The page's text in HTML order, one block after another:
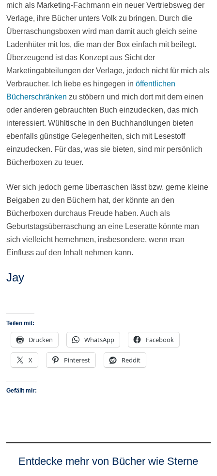
mich als Marketing-Fachmann ein neuer Vertriebsweg der
Verlage, ihre Bücher unters Volk zu bringen. Durch die
Überraschungsboxen wird man damit auch gleich seine
Ladenhüter mit los, die man der Box einfach mit beilegt.
Überzeugend ist das Konzept aus Sicht der
Marketingabteilungen der Verlage, jedoch nicht für mich als
Verbraucher. Ich liebe es hingegen in öffentlichen
Bücherschränken zu stöbern und mich dort mit dem einen
oder anderen gebrauchten Buch einzudecken, das mich
interessiert. Wühltische in den Buchhandlungen bieten
ebenfalls günstige Gelegenheiten, sich mit Lesestoff
einzudecken. Für das, was sie bieten, sind mir persönlich
Bücherboxen zu teuer.
Wer sich jedoch gerne überraschen lässt bzw. gerne kleine
Beigaben zu den Büchern hat, der könnte an den
Bücherboxen durchaus Freude haben. Auch als
Geburtstagsüberraschung an eine Leseratte könnte man
sich vielleicht hernehmen, insbesondere, wenn man
Einfluss auf den Inhalt nehmen kann.
Jay
Teilen mit:
Drucken WhatsApp Facebook
X Pinterest Reddit
Gefällt mir:
Entdecke mehr von Bücher wie Sterne